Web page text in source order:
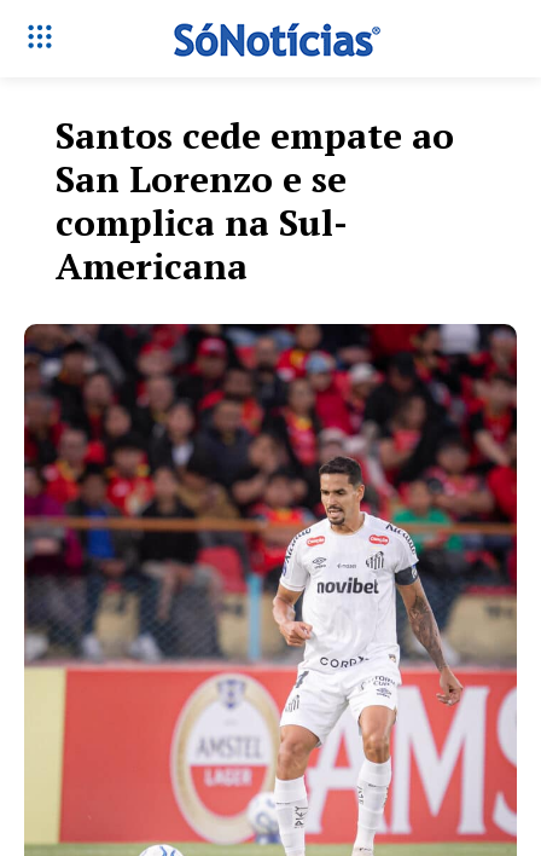
Santos cede empate ao
San Lorenzo e se
complica na Sul-
Americana